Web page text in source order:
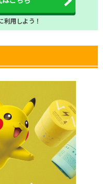
利用しよう！